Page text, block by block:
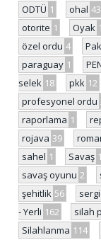
ODTÜ 1 ohal 43
otorite 1 Oyak
özel ordu 4
paraguay 1
selek 18 pkk 12
profesyonel ordu
raporlama 1
rojava 39
sahel 1 Savaş
savaş oyunu 2
şehitlik 56 sergi
- Yerli 162 silah
Silahlanma 114